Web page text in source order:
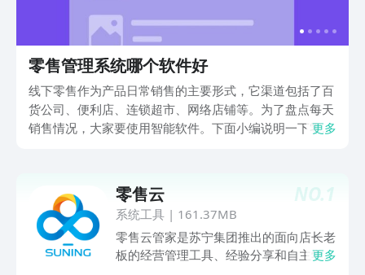
零售管理系统哪个软件好
线下零售作为产品日常销售的主要形式，它渠道包括了百
货公司、便利店、连锁超市、网络店铺等。为了盘点每天
销售情况，大家要使用智能软件。下面小编说明一下零售
悉了实操和运营特点，按照新趋势逐步发展和运营提升。
更多
NO.1
零售云
系统工具| 161.37MB
零售云管家是苏宁集团推出的面向店长老
板的经营管理工具、经验分享和自主学习
更多